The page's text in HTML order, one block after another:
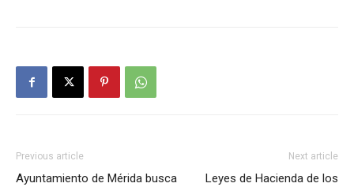
Previous article
Ayuntamiento de Mérida busca
Next article
Leyes de Hacienda de los